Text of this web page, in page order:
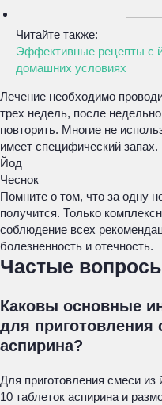
Читайте также:
Эффективные рецепты с
домашних условиях
Лечение необходимо
трех недель, после
повторить. Многие не
имеет специфический запах.
Йод
Чеснок
Помните о том, что за одну
получится. Только
соблюдение всех
болезненность и отечность.
Частые
Каковы основные
для приготовления
аспирина?
Для приготовления смеси
10 таблеток аспирина и